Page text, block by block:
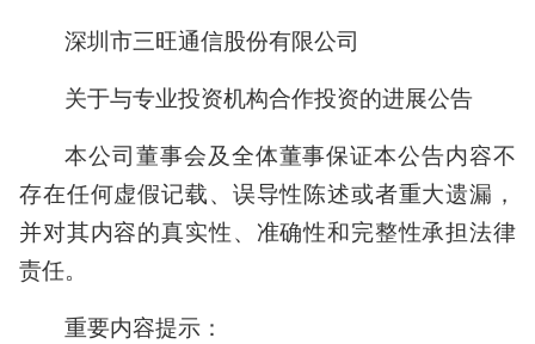
深圳市三旺通信股份有限公司
关于与专业投资机构合作投资的进展公告
本公司董事会及全体董事保证本公告内容不
存在任何虚假记载、误导性陈述或者重大遗漏，
并对其内容的真实性、准确性和完整性承担法律
责任。
重要内容提示：